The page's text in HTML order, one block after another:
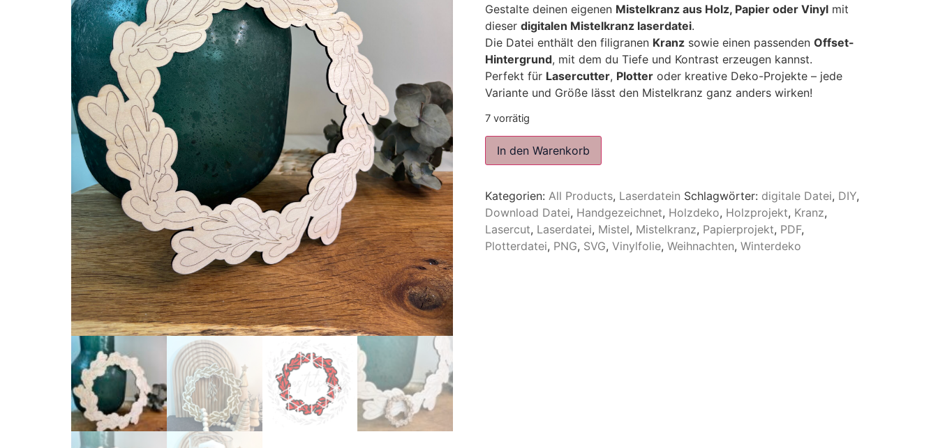
Gestalte deinen eigenen Mistelkranz aus Holz, Papier oder Vinylmit
dieser digitalen Mistelkranz laserdatei.
Die Datei enthält den filigranen Kranzsowie einen passenden Offset-
Hintergrund, mit dem du Tiefe und Kontrast erzeugen kannst.
Perfekt für Lasercutter, Plotteroder kreative Deko-Projekte – jede
Variante und Größe lässt den Mistelkranz ganz anders wirken!
7 vorrätig
In den Warenkorb
Kategorien: All Products, Laserdatein Schlagwörter: digitale Datei, DIY,
Download Datei, Handgezeichnet, Holzdeko, Holzprojekt, Kranz,
Lasercut, Laserdatei, Mistel, Mistelkranz, Papierprojekt, PDF,
Plotterdatei, PNG, SVG, Vinylfolie, Weihnachten, Winterdeko